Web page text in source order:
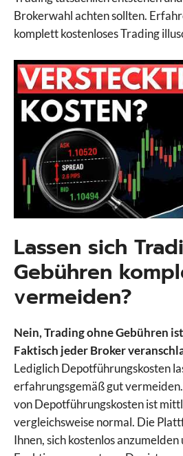
Brokerwahl achten sollten.
komplett kostenloses Trading
Lassen sich
Gebühren
vermeiden?
Nein, Trading ohne Gebühren
Faktisch jeder Broker
Lediglich Depotführungskosten
erfahrungsgemäß gut
von Depotführungskosten ist
vergleichsweise normal. Die
Ihnen, sich kostenlos